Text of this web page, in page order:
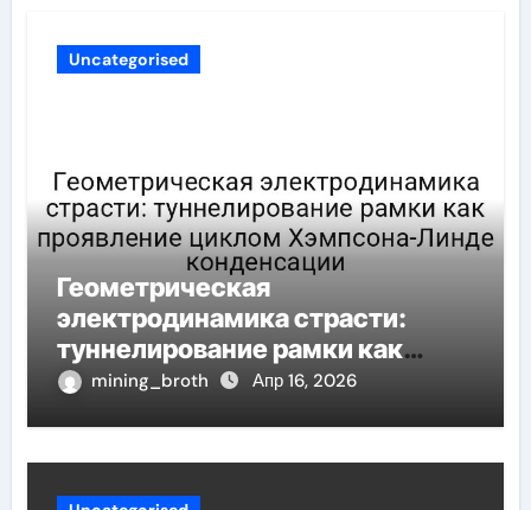
Uncategorised
Геометрическая
электродинамика страсти:
туннелирование рамки как
проявление циклом Хэмпсона-
mining_broth Апр 16, 2026